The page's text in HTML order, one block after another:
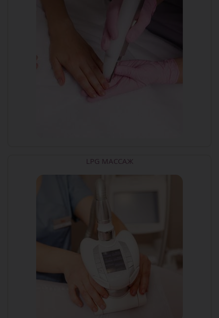
LPG МАССАЖ